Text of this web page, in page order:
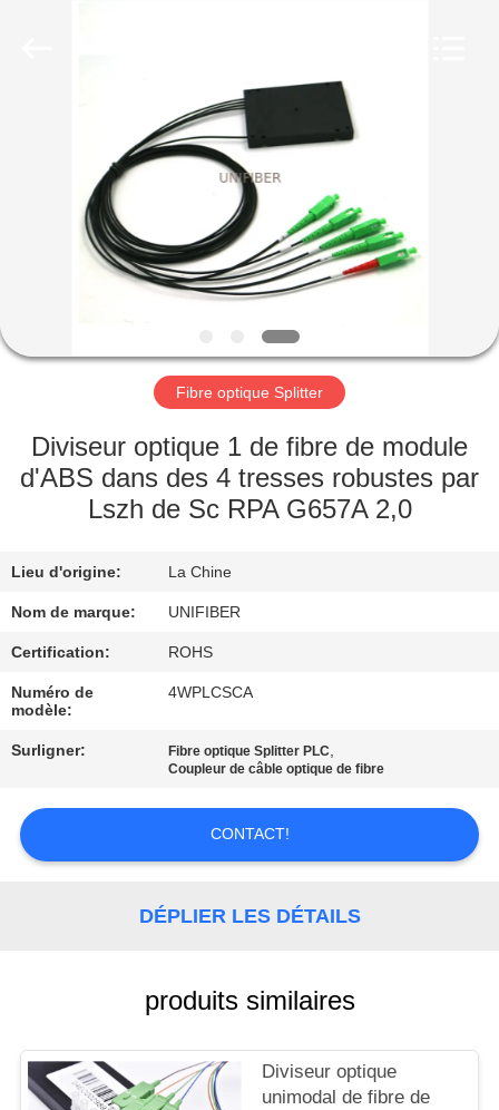
PRODUITS
DE
NOUS
VISITE
D'USINE
DE
QUALITÉ
CONTACTEZ-
NOUS
DEMANDEZ
DU
SITE
Fibre optique Splitter
Diviseur optique 1 de fibre de module
d'ABS dans des 4 tresses robustes par
Lszh de Sc RPA G657A 2,0
Lieu d'origine: La Chine
Nom de marque: UNIFIBER
Certification: ROHS
Numéro de
modèle:
4WPLCSCA
Surligner: Fibre optique Splitter PLC,
Coupleur de câble optique de fibre
CONTACT!
DÉPLIER LES DÉTAILS
produits similaires
Diviseur optique
unimodal de fibre de